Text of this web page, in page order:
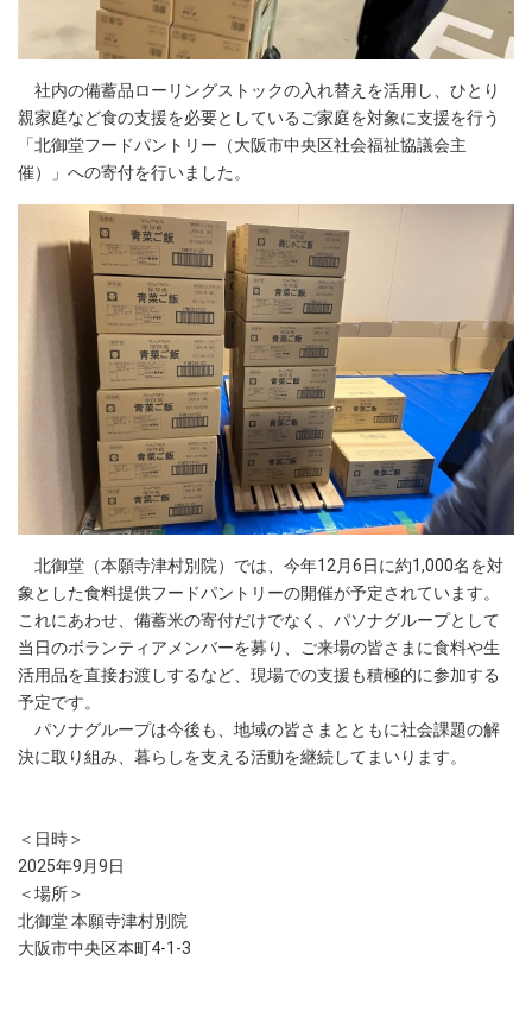
社内の備蓄品ローリングストックの入れ替えを活用し、ひとり
親家庭など食の支援を必要としているご家庭を対象に支援を行う
「北御堂フードパントリー（大阪市中央区社会福祉協議会主
催）」への寄付を行いました。
北御堂（本願寺津村別院）では、今年12月6日に約1,000名を対
象とした食料提供フードパントリーの開催が予定されています。
これにあわせ、備蓄米の寄付だけでなく、パソナグループとして
当日のボランティアメンバーを募り、ご来場の皆さまに食料や生
活用品を直接お渡しするなど、現場での支援も積極的に参加する
予定です。
パソナグループは今後も、地域の皆さまとともに社会課題の解
決に取り組み、暮らしを支える活動を継続してまいります。
＜日時＞
2025年9月9日
＜場所＞
北御堂 本願寺津村別院
大阪市中央区本町4-1-3